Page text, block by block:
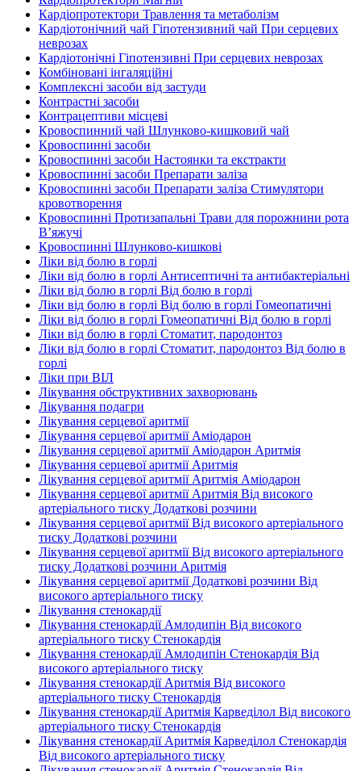
Кардіопротектори Травлення та метаболізм
Кардіотонічний чай Гіпотензивний чай При серцевих
неврозах
Кардіотонічні Гіпотензивні При серцевих неврозах
Комбіновані інгаляційні
Комплексні засоби від застуди
Контрастні засоби
Контрацептиви місцеві
Кровоспинний чай Шлунково-кишковий чай
Кровоспинні засоби
Кровоспинні засоби Настоянки та екстракти
Кровоспинні засоби Препарати заліза
Кровоспинні засоби Препарати заліза Стимулятори
кровотворення
Кровоспинні Протизапальні Трави для порожнини рота
В’яжучі
Кровоспинні Шлунково-кишкові
Ліки від болю в горлі
Ліки від болю в горлі Антисептичні та антибактеріальні
Ліки від болю в горлі Від болю в горлі
Ліки від болю в горлі Від болю в горлі Гомеопатичні
Ліки від болю в горлі Гомеопатичні Від болю в горлі
Ліки від болю в горлі Стоматит, пародонтоз
Ліки від болю в горлі Стоматит, пародонтоз Від болю в
горлі
Ліки при ВІЛ
Лікування обструктивних захворювань
Лікування подагри
Лікування серцевої аритмії
Лікування серцевої аритмії Аміодарон
Лікування серцевої аритмії Аміодарон Аритмія
Лікування серцевої аритмії Аритмія
Лікування серцевої аритмії Аритмія Аміодарон
Лікування серцевої аритмії Аритмія Від високого
артеріального тиску Додаткові розчини
Лікування серцевої аритмії Від високого артеріального
тиску Додаткові розчини
Лікування серцевої аритмії Від високого артеріального
тиску Додаткові розчини Аритмія
Лікування серцевої аритмії Додаткові розчини Від
високого артеріального тиску
Лікування стенокардії
Лікування стенокардії Амлодипін Від високого
артеріального тиску Стенокардія
Лікування стенокардії Амлодипін Стенокардія Від
високого артеріального тиску
Лікування стенокардії Аритмія Від високого
артеріального тиску Стенокардія
Лікування стенокардії Аритмія Карведілол Від високого
артеріального тиску Стенокардія
Лікування стенокардії Аритмія Карведілол Стенокардія
Від високого артеріального тиску